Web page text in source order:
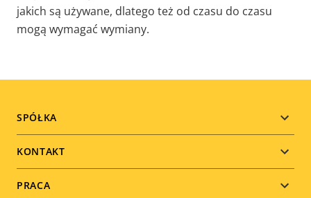
jakich są używane, dlatego też od czasu do czasu
mogą wymagać wymiany.
Footer
menu
SPÓŁKA
KONTAKT
PRACA